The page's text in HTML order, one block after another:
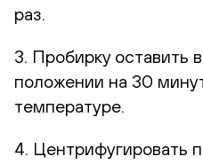
раз.
3. Пробирку оставить
положении на 30
температуре.
4. Центрифугировать